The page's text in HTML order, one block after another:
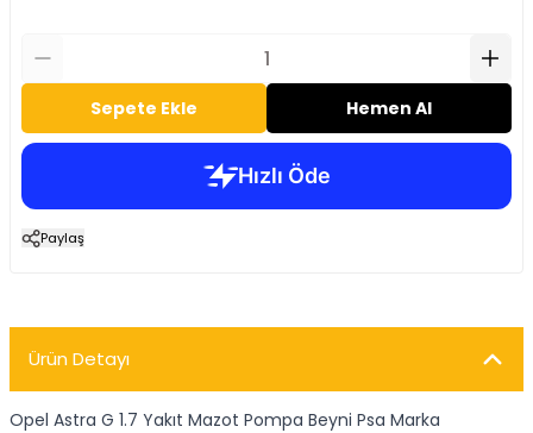
Sepete Ekle Hemen Al
Paylaş
Ürün Detayı
Opel Astra G 1.7 Yakıt Mazot Pompa Beyni Psa Marka